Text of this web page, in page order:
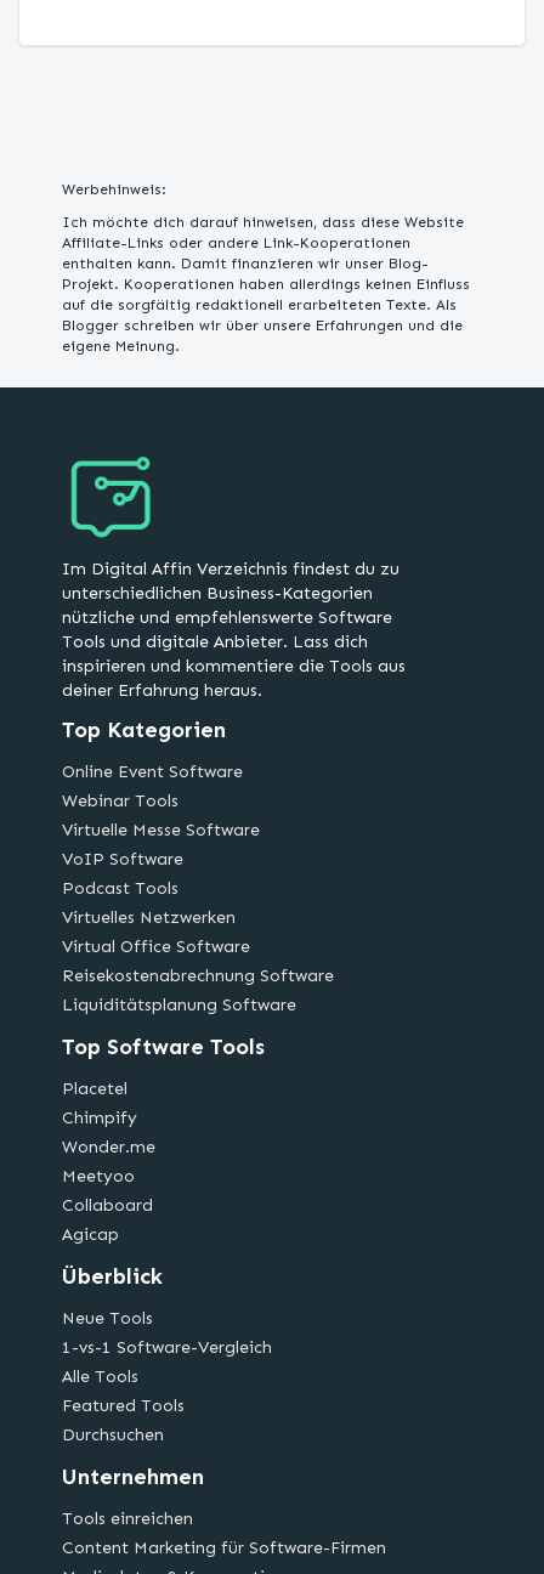
Werbehinweis:
Ich möchte dich darauf hinweisen, dass diese Website
Affiliate-Links oder andere Link-Kooperationen
enthalten kann. Damit finanzieren wir unser Blog-
Projekt. Kooperationen haben allerdings keinen Einfluss
auf die sorgfältig redaktionell erarbeiteten Texte. Als
Blogger schreiben wir über unsere Erfahrungen und die
eigene Meinung.
Im Digital Affin Verzeichnis findest du zu
unterschiedlichen Business-Kategorien
nützliche und empfehlenswerte Software
Tools und digitale Anbieter. Lass dich
inspirieren und kommentiere die Tools aus
deiner Erfahrung heraus.
Top Kategorien
Online Event Software
Webinar Tools
Virtuelle Messe Software
VoIP Software
Podcast Tools
Virtuelles Netzwerken
Virtual Office Software
Reisekostenabrechnung Software
Liquiditätsplanung Software
Top Software Tools
Placetel
Chimpify
Wonder.me
Meetyoo
Collaboard
Agicap
Überblick
Neue Tools
1-vs-1 Software-Vergleich
Alle Tools
Featured Tools
Durchsuchen
Unternehmen
Tools einreichen
Content Marketing für Software-Firmen